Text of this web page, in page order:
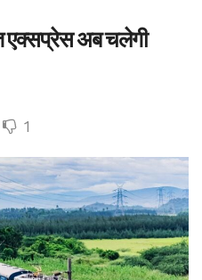
एक्सप्रेस अब चलेगी
1